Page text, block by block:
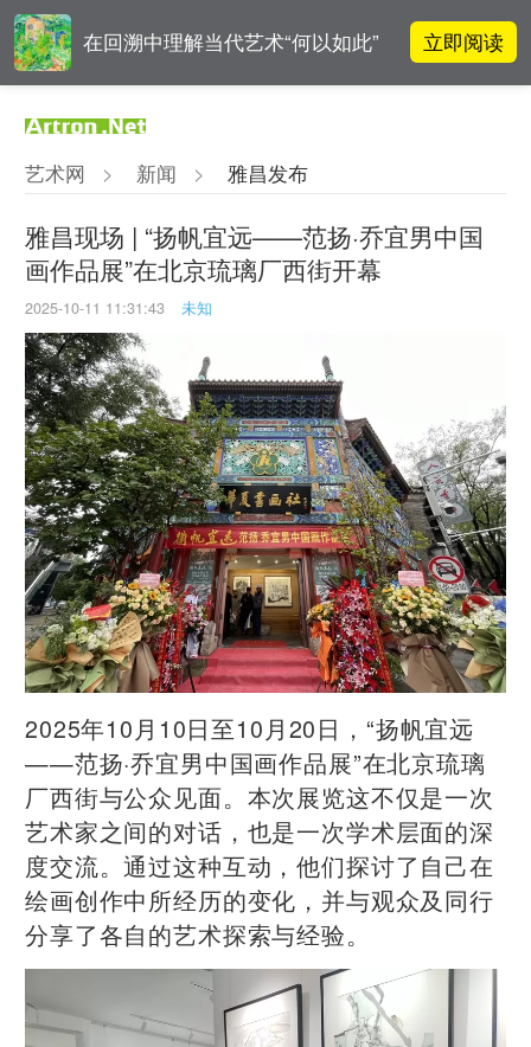
在回溯中理解当代艺术“何以如此” 立即阅读
发起全球维权
雅昌指数 | 月度(2025年7月)策展人
影响力榜单
对话 | “道法自然” 范一夫山水中的
破界与归真
艺术网 > 新闻 > 雅昌发布
雅昌现场 | “扬帆宜远——范扬·乔宜男中国
画作品展”在北京琉璃厂西街开幕
2025-10-11 11:31:43 未知
2025年10月10日至10月20日，“扬帆宜远
——范扬·乔宜男中国画作品展”在北京琉璃
厂西街与公众见面。本次展览这不仅是一次
艺术家之间的对话，也是一次学术层面的深
度交流。通过这种互动，他们探讨了自己在
绘画创作中所经历的变化，并与观众及同行
分享了各自的艺术探索与经验。